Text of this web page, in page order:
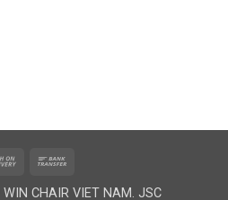
Cash
WIN CHAIR VIET NAM. JSC